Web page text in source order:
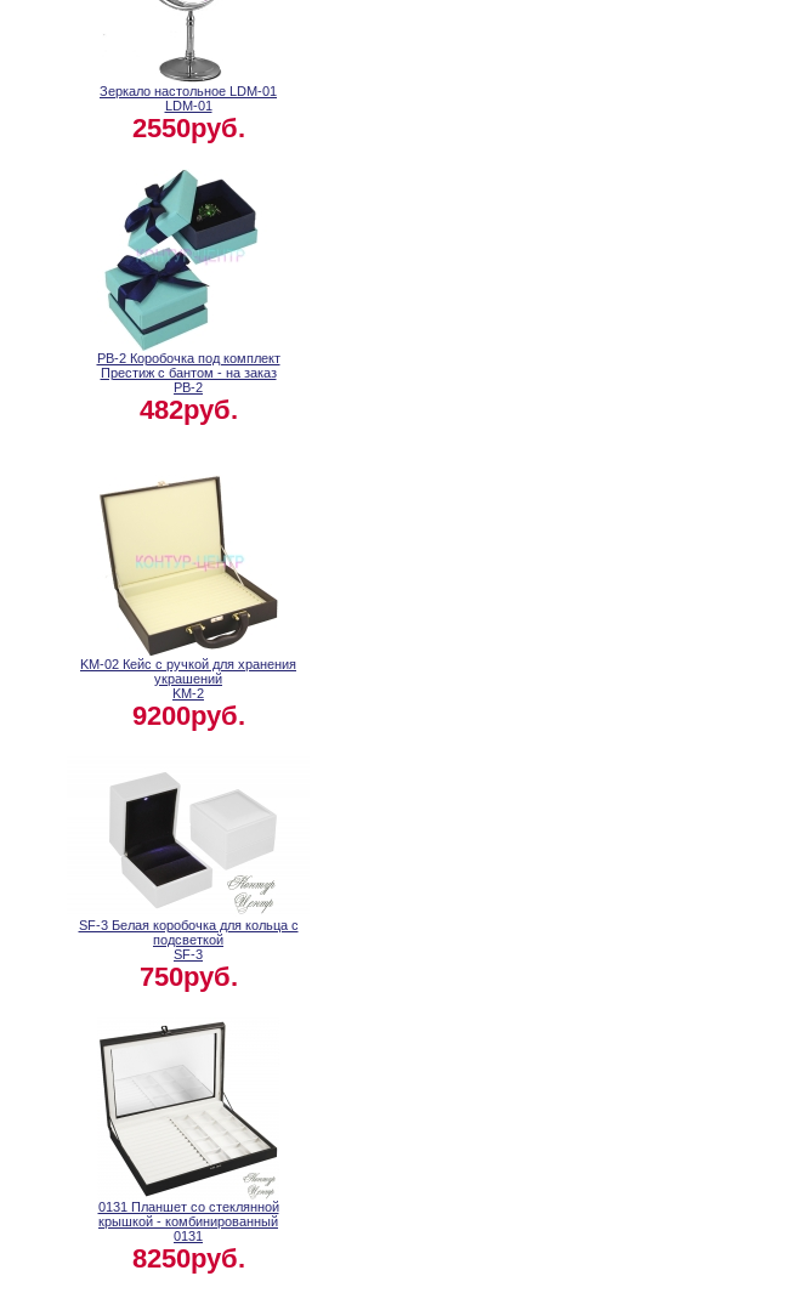
Зеркало настольное LDM-01
LDM-01
2550руб.
PB-2 Коробочка под комплект
Престиж с бантом - на заказ
PB-2
482руб.
KM-02 Кейс с ручкой для хранения
украшений
KM-2
9200руб.
SF-3 Белая коробочка для кольца с
подсветкой
SF-3
750руб.
0131 Планшет со стеклянной
крышкой - комбинированный
0131
8250руб.